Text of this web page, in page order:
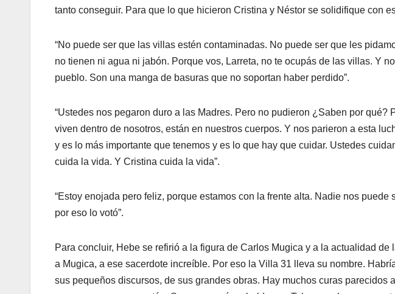
tanto conseguir. Para que lo que hicieron Cristina y Néstor se solidifique con
“No puede ser que las villas estén contaminadas. No puede ser que les
no tienen ni agua ni jabón. Porque vos, Larreta, no te ocupás de las villas. Y
pueblo. Son una manga de basuras que no soportan haber perdido”.
“Ustedes nos pegaron duro a las Madres. Pero no pudieron ¿Saben por qué?
viven dentro de nosotros, están en nuestros cuerpos. Y nos parieron a esta
y es lo más importante que tenemos y es lo que hay que cuidar. Ustedes
cuida la vida. Y Cristina cuida la vida”.
“Estoy enojada pero feliz, porque estamos con la frente alta. Nadie nos
por eso lo votó”.
Para concluir, Hebe se refirió a la figura de Carlos Mugica y a la actualidad de
a Mugica, a ese sacerdote increíble. Por eso la Villa 31 lleva su nombre.
sus pequeños discursos, de sus grandes obras. Hay muchos curas parecidos